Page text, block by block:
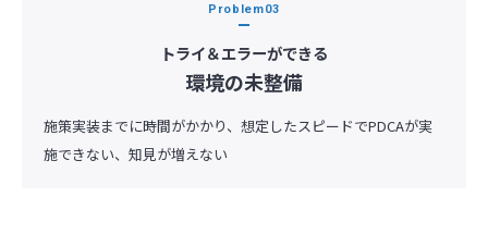
Problem
トライ＆エラーができる
環境の未整備
施策実装までに時間がかかり、想定したスピードでPDCAが実
施できない、知見が増えない